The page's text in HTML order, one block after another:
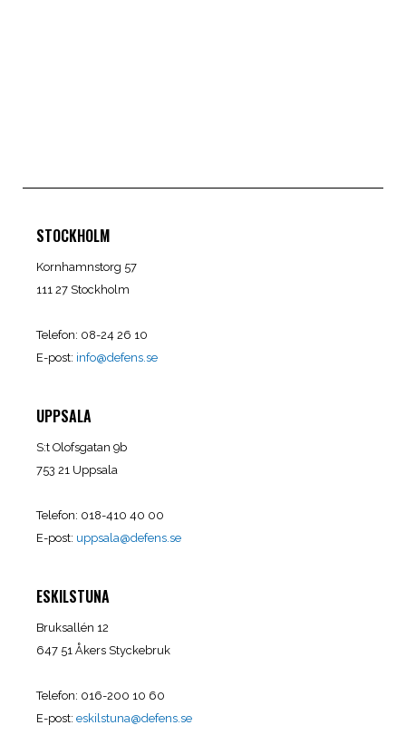
STOCKHOLM
Kornhamnstorg 57
111 27 Stockholm
Telefon: 08-24 26 10
E-post: info@defens.se
UPPSALA
S:t Olofsgatan 9b
753 21 Uppsala
Telefon: 018-410 40 00
E-post: uppsala@defens.se
ESKILSTUNA
Bruksallén 12
647 51 Åkers Styckebruk
Telefon: 016-200 10 60
E-post:eskilstuna@defens.se